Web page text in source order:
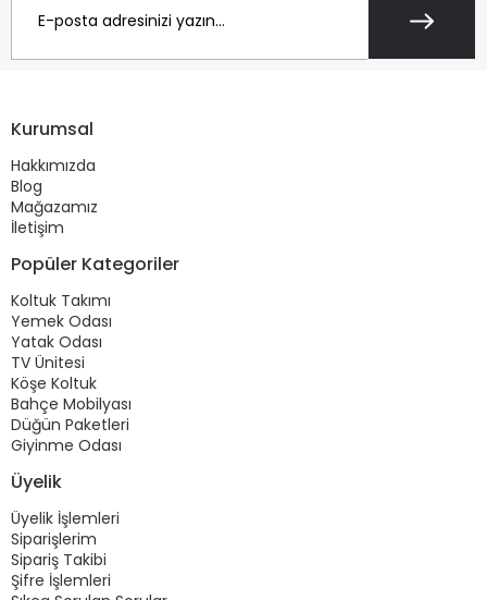
Kurumsal
Hakkımızda
Blog
Mağazamız
İletişim
Popüler Kategoriler
Koltuk Takımı
Yemek Odası
Yatak Odası
TV Ünitesi
Köşe Koltuk
Bahçe Mobilyası
Düğün Paketleri
Giyinme Odası
Üyelik
Üyelik İşlemleri
Siparişlerim
Sipariş Takibi
Şifre İşlemleri